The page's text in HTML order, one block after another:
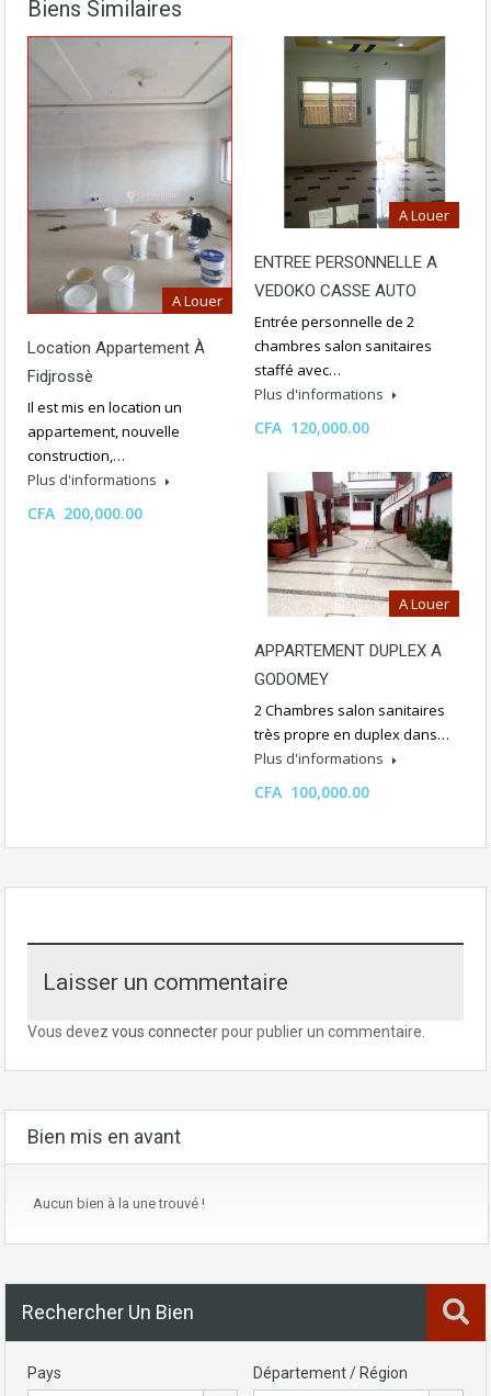
Biens Similaires
A Louer
Location Appartement À
Fidjrossè
Il est mis en location un
appartement, nouvelle
construction,…
Plus d'informations
CFA 200,000.00
A Louer
ENTREE PERSONNELLE A
VEDOKO CASSE AUTO
Entrée personnelle de 2
chambres salon sanitaires
staffé avec…
Plus d'informations
CFA 120,000.00
A Louer
APPARTEMENT DUPLEX A
GODOMEY
2 Chambres salon sanitaires
très propre en duplex dans…
Plus d'informations
CFA 100,000.00
Laisser un commentaire
Vous devez vous connecterpour publier un commentaire.
Bien mis en avant
Aucun bien à la une trouvé !
Rechercher Un Bien
Pays Département / Région